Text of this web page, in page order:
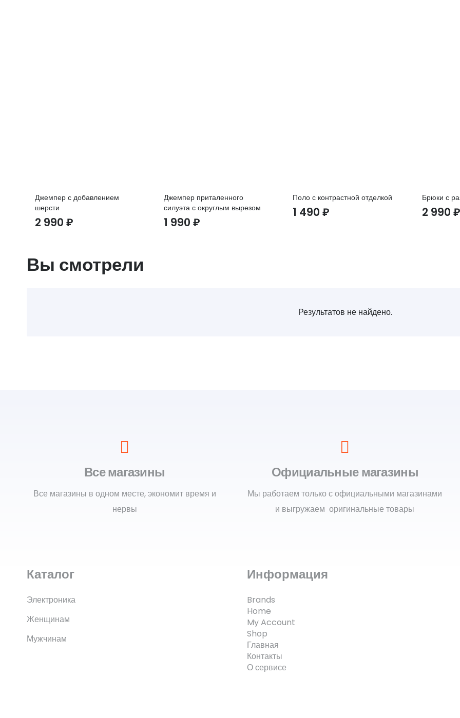
Джемпер с добавлением
шерсти
2 990 ₽
Джемпер приталенного
силуэта с округлым вырезом
1 990₽
Поло с контрастной отделкой
1 490₽
Брюки с
2 990 ₽
Вы смотрели
Результатов не найдено.
Все магазины
Все магазины в одном месте, экономит время и
нервы
Официальные магазины
Мы работаем только с официальными магазинами
и выгружаем оригинальные товары
Каталог
Электроника
Женщинам
Мужчинам
Информация
Brands
Home
My Account
Shop
Главная
Контакты
О сервисе